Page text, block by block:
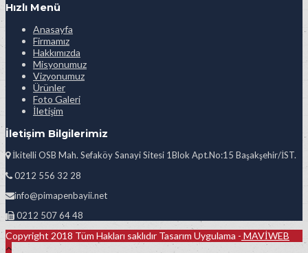
Hızlı Menü
Anasayfa
Firmamız
Hakkımızda
Misyonumuz
Vizyonumuz
Ürünler
Foto Galeri
İletişim
İletişim Bilgilerimiz
İkitelli OSB Mah. Sefaköy Sanayi Sitesi 1Blok Apt.No:15 Başakşehir/İST.
0212 556 32 28
info@pimapenbayii.net
0212 507 64 48
Copyright 2018 Tüm Hakları saklıdır Tasarım Uygulama - MAVİWEB